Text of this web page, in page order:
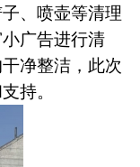
、喷壶等清理
广告进行清
净整洁，此次
持。